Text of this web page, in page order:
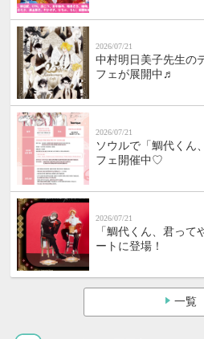
2026/07/21
中村明日美子先生の
フェが展開中♬
2026/07/21
ソウルで「鯛代くん
フェ開催中♡
2026/07/21
「鯛代くん、君っ
ートに登場！
一覧